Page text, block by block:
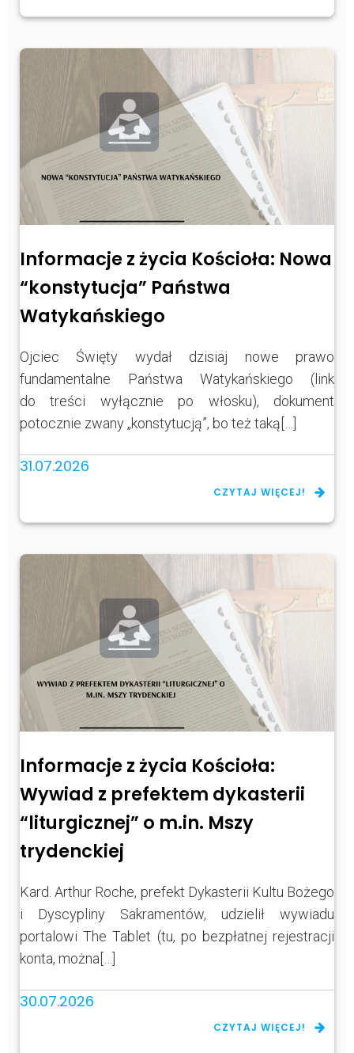
Informacje z życia Kościoła: Nowa
“konstytucja” Państwa
Watykańskiego
Ojciec Święty wydał dzisiaj nowe prawo
fundamentalne Państwa Watykańskiego (link
do treści wyłącznie po włosku), dokument
potocznie zwany „konstytucją”, bo też taką[…]
31.07.2026
CZYTAJ WIĘCEJ!
Informacje z życia Kościoła:
Wywiad z prefektem dykasterii
“liturgicznej” o m.in. Mszy
trydenckiej
Kard. Arthur Roche, prefekt Dykasterii Kultu Bożego
i Dyscypliny Sakramentów, udzielił wywiadu
portalowi The Tablet (tu, po bezpłatnej rejestracji
konta, można[…]
30.07.2026
CZYTAJ WIĘCEJ!